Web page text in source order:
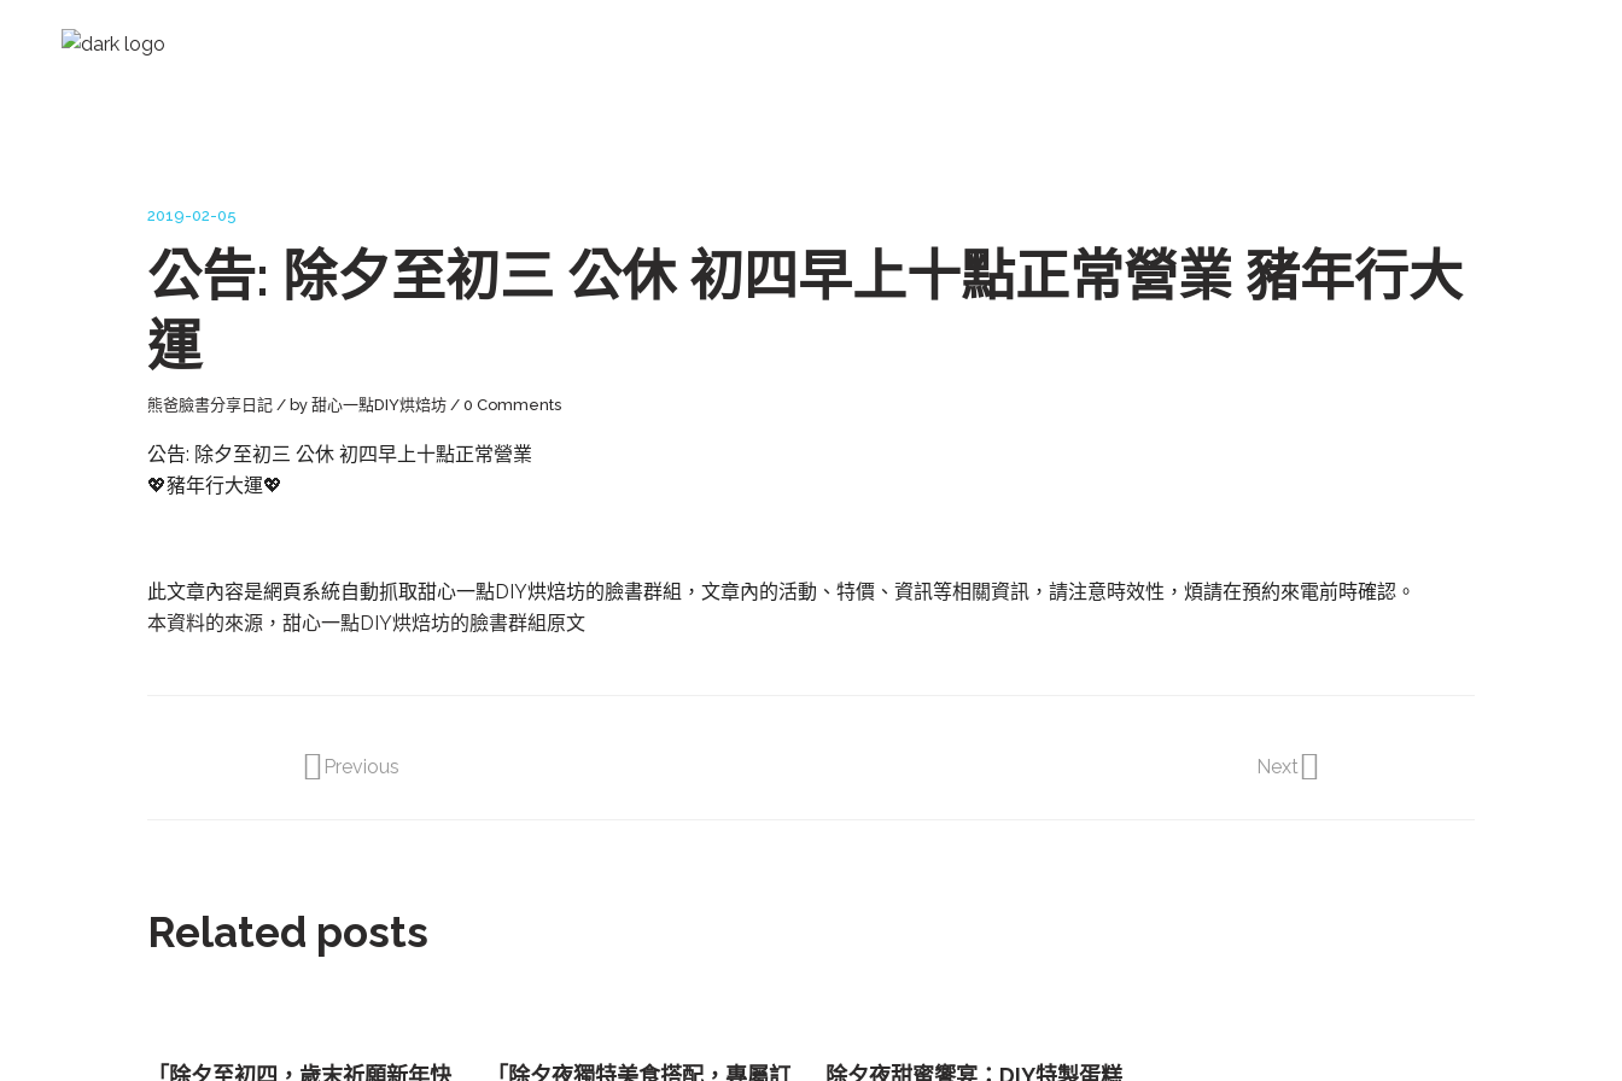
2019-02-05
公告: 除夕至初三 公休 初四早上十點正常營業 豬年行大
運
熊爸臉書分享日記 by 甜心一點DIY烘焙坊 0 Comments
公告: 除夕至初三 公休 初四早上十點正常營業
💖豬年行大運💖
此文章內容是網頁系統自動抓取甜心一點DIY烘焙坊的臉書群組，文章內的活動、特價、資訊等相關資訊，請注意時效性，煩請在預約來電前時確認。
本資料的來源，甜心一點DIY烘焙坊的臉書群組原文
Previous Next
Related posts
「除夕至初四，歲末祈願新年快 「除夕夜獨特美食搭配，專屬訂 除夕夜甜蜜饗宴：DIY特製蛋糕